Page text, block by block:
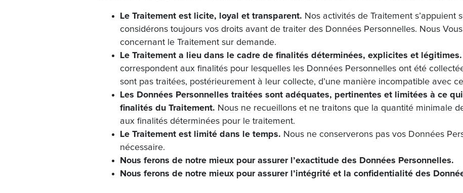
Le Traitement est licite, loyal et transparent. Nos activités de Traitement s’appuient
considérons toujours vos droits avant de traiter des Données Personnelles. Nous
concernant le Traitement sur demande.
Le Traitement a lieu dans le cadre de finalités déterminées, explicites et légitimes.
correspondent aux finalités pour lesquelles les Données Personnelles ont été
sont pas traitées, postérieurement à leur collecte, d’une manière incompatible avec
Les Données Personnelles traitées sont adéquates, pertinentes et limitées à ce
finalités du Traitement. Nous ne recueillons et ne traitons que la quantité minimale
aux finalités déterminées pour le traitement.
Le Traitement est limité dans le temps. Nous ne conserverons pas vos Données
nécessaire.
Nous ferons de notre mieux pour assurer l’exactitude des Données Personnelles.
Nous ferons de notre mieux pour assurer l’intégrité et la confidentialité des